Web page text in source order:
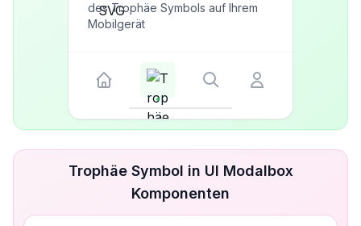
des Trophäe Symbols auf Ihrem
Mobilgerät
Trophäe Symbol in UI Modalbox
Komponenten